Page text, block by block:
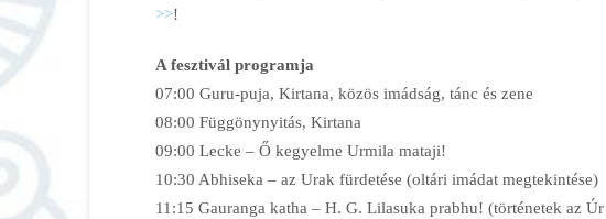
>>!
A fesztivál programja
07:00 Guru-puja, Kirtana, közös imádság, tánc és zene
08:00 Függönynyitás, Kirtana
09:00 Lecke – Ő kegyelme Urmila mataji!
10:30 Abhiseka – az Urak fürdetése (oltári imádat megtekintése)
11:15 Gauranga katha – H. G. Lilasuka prabhu! (történetek az